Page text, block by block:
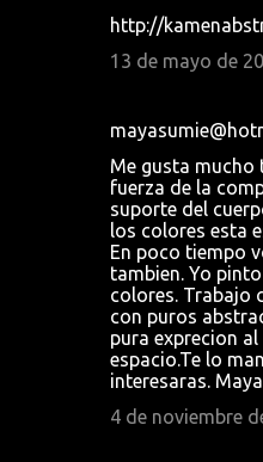
http://
13 de mayo de
Me gusta mucho
fuerza de la
suporte del
los colores esta
En poco tiempo
tambien. Yo
colores. Trabajo
con puros
pura exprecion
espacio.Te lo
interesaras.
4 de noviembre